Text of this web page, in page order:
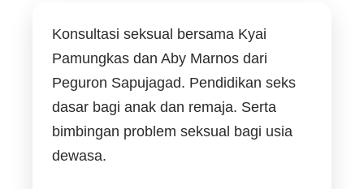
Konsultasi seksual bersama Kyai
Pamungkas dan Aby Marnos dari
Peguron Sapujagad. Pendidikan seks
dasar bagi anak dan remaja. Serta
bimbingan problem seksual bagi usia
dewasa.